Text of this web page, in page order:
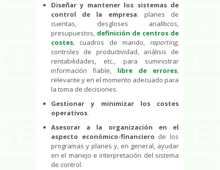
Diseñar y mantener los sistemas de
control de la empresa: planes de
cuentas, desgloses analíticos,
presupuestos, definición de centros de
costes, cuadros de mando, reporting,
controles de productividad, análisis de
rentabilidades, etc., para suministrar
información fiable, libre de errores,
relevante y en el momento adecuado para
la toma de decisiones.
Gestionar y minimizar los costes
operativos.
Asesorar a la organización en el
aspecto económico-financiero de los
programas y planes y, en general, ayudar
en el manejo e interpretación del sistema
de control.